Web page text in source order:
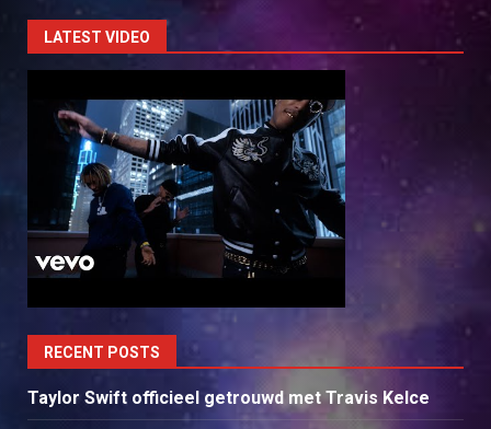
LATEST VIDEO
RECENT POSTS
Taylor Swift officieel getrouwd met Travis Kelce